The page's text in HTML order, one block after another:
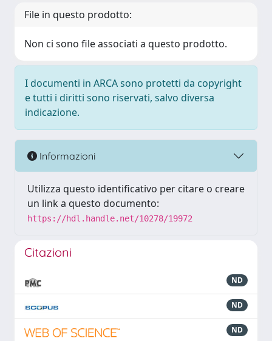
File in questo prodotto:
Non ci sono file associati a questo prodotto.
I documenti in ARCA sono protetti da copyright
e tutti i diritti sono riservati, salvo diversa
indicazione.
Informazioni
Utilizza questo identificativo per citare o creare
un link a questo documento:
https://hdl.handle.net/10278/19972
Citazioni
ND
ND
ND